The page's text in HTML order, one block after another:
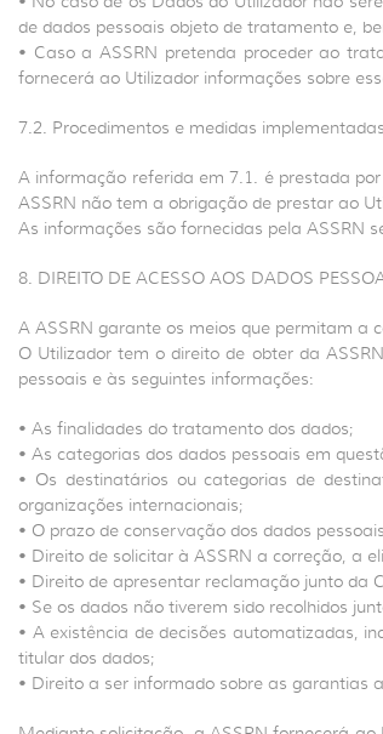
de dados pessoais objeto de tratamento e,
• Caso a ASSRN pretenda proceder ao
fornecerá ao Utilizador informações sobre
7.2. Procedimentos e medidas
A informação referida em 7.1. é prestada
ASSRN não tem a obrigação de prestar ao
As informações são fornecidas pela ASSRN
8. DIREITO DE ACESSO AOS DADOS
A ASSRN garante os meios que permitam a
O Utilizador tem o direito de obter da
pessoais e às seguintes informações:
• As finalidades do tratamento dos dados;
• As categorias dos dados pessoais em
• Os destinatários ou categorias de
organizações internacionais;
• O prazo de conservação dos dados
• Direito de solicitar à ASSRN a correção, a
• Direito de apresentar reclamação junto da
• Se os dados não tiverem sido recolhidos
• A existência de decisões automatizadas,
titular dos dados;
• Direito a ser informado sobre as garantias